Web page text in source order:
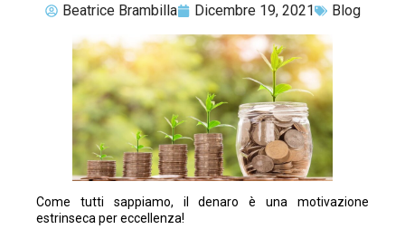
Beatrice Brambilla Dicembre 19, 2021 Blog
Come tutti sappiamo, il denaro è una motivazione
estrinseca per eccellenza!